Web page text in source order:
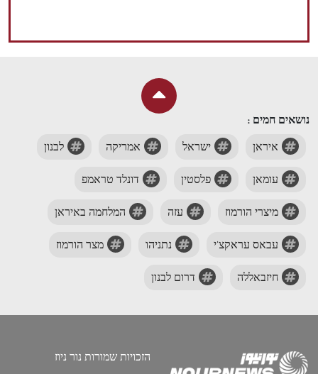
נושאים חמים :
איראן ישראל אמריקה לבנון
עומאן פלסטין דונלד טראמפ
מיצרי הורמוז עזה המלחמה באיראן
עבאס עראקצ'י נתניהו מצר הורמוז
חיזבאללה דרום לבנון
הזכויות שמורות נור ניוז